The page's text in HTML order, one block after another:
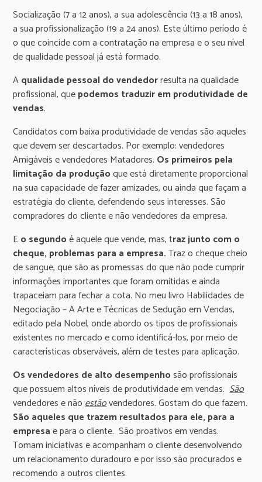
Socialização (7 a 12 anos), a sua adolescência (13 a 18 anos),
a sua profissionalização (19 a 24 anos). Este último período é
o que coincide com a contratação na empresa e o seu nível
de qualidade pessoal já está formado.
Aqualidade pessoal do vendedorresulta na qualidade
profissional, quepodemos traduzir em produtividade de
vendas.
Candidatos com baixa produtividade de vendas são aqueles
que devem ser descartados. Por exemplo: vendedores
Amigáveis e vendedores Matadores. Os primeiros pela
limitação da produçãoque está diretamente proporcional
na sua capacidade de fazer amizades, ou ainda que façam a
estratégia do cliente, defendendo seus interesses. São
compradores do cliente e não vendedores da empresa.
Eo segundoé aquele que vende, mas, traz junto com o
cheque, problemas para a empresa.Traz o cheque cheio
de sangue, que são as promessas do que não pode cumprir
informações importantes que foram omitidas e ainda
trapaceiam para fechar a cota. No meu livro Habilidades de
Negociação – A Arte e Técnicas de Sedução em Vendas,
editado pela Nobel, onde abordo os tipos de profissionais
existentes no mercado e como identificá-los, por meio de
características observáveis, além de testes para aplicação.
Os vendedores de alto desempenhosão profissionais
que possuem altos níveis de produtividade em vendas.São
vendedores e nãoestãovendedores. Gostam do que fazem.
São aqueles que trazem resultados para ele, para a
empresae para o cliente. São proativos em vendas.
Tomam iniciativas e acompanham o cliente desenvolvendo
um relacionamento duradouro e por isso são procurados e
recomendo a outros clientes.